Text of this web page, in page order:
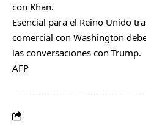
con Khan.
Esencial para el Reino Unido
comercial con Washington
las conversaciones con Trump.
AFP